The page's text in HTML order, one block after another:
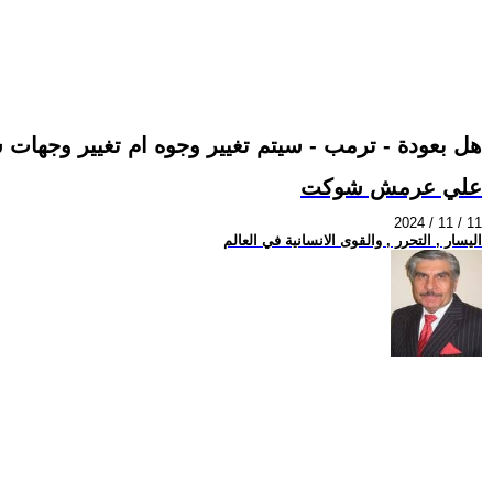
هل بعودة - ترمب - سيتم تغيير وجوه ام تغيير وجهات
علي عرمش شوكت
2024 / 11 / 11
اليسار , التحرر , والقوى الانسانية في العالم